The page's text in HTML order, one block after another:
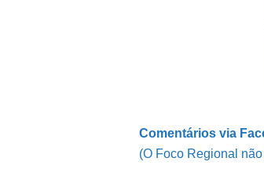
Comentários via
(O Foco Regional